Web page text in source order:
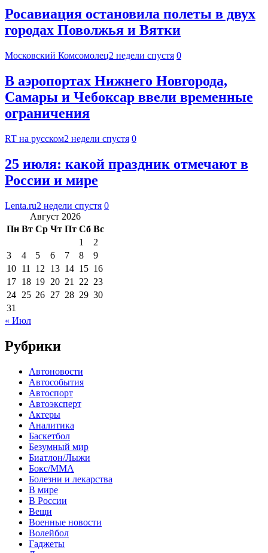
Росавиация остановила полеты в двух
городах Поволжья и Вятки
Московский Комсомолец2 недели спустя 0
В аэропортах Нижнего Новгорода,
Самары и Чебоксар ввели временные
ограничения
RT на русском2 недели спустя 0
25 июля: какой праздник отмечают в
России и мире
Lenta.ru2 недели спустя 0
Август 2026
Пн Вт Ср Чт Пт Сб Вс
1
2
3
4 5 6 7 8
9
10 11 12 13 14 15 16
17 18 19 20 21 22 23
24 25 26 27 28 29 30
31
« Июл
Рубрики
Автоновости
Автособытия
Автоспорт
Автоэксперт
Актеры
Аналитика
Баскетбол
Безумный мир
Биатлон/Лыжи
Бокс/MMA
Болезни и лекарства
В мире
В России
Вещи
Военные новости
Волейбол
Гаджеты